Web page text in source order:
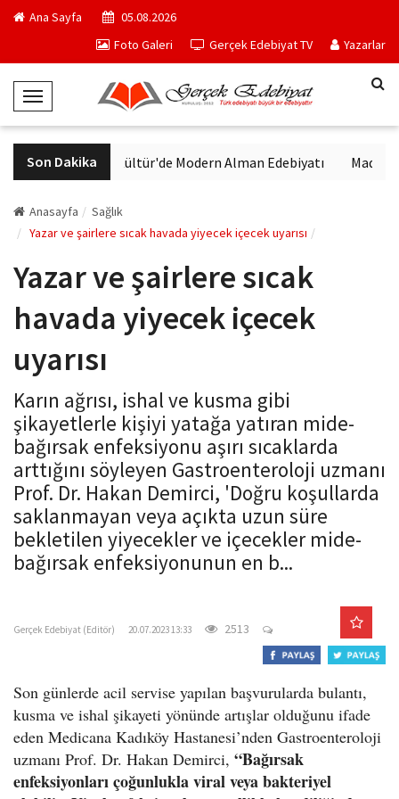
Ana Sayfa
05.08.2026
Foto Galeri
Gerçek Edebiyat TV Yazarlar
T
o
g
g
e
N
v
g
t
o
n
Son Dakika
VakıfBank Kültür'de Modern Alman Edebiyatı Madrid
Anasayfa
Sağlık
Yazar ve şairlere sıcak havada yiyecek içecek uyarısı
Yazar ve şairlere sıcak
havada yiyecek içecek
uyarısı
Karın ağrısı, ishal ve kusma gibi
şikayetlerle kişiyi yatağa yatıran mide-
bağırsak enfeksiyonu aşırı sıcaklarda
arttığını söyleyen Gastroenteroloji uzmanı
Prof. Dr. Hakan Demirci, 'Doğru koşullarda
saklanmayan veya açıkta uzun süre
bekletilen yiyecekler ve içecekler mide-
bağırsak enfeksiyonunun en b...
Gerçek Edebiyat (Editör) 20.07.2023 13:33 2513
Son günlerde acil servise yapılan başvurularda bulantı,
kusma ve ishal şikayeti yönünde artışlar olduğunu ifade
eden Medicana Kadıköy Hastanesi’nden Gastroenteroloji
uzmanı Prof. Dr. Hakan Demirci, “Bağırsak
enfeksiyonları çoğunlukla viral veya bakteriyel